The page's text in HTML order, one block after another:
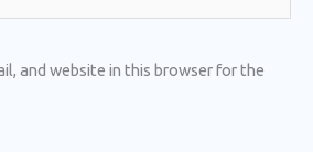
and website in this browser for the